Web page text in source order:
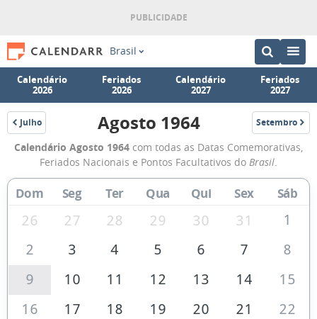
Brasil
Calendário
2026
Feriados
2026
Calendário
2027
Feriados
2027
Julho
1964
Calendário
de
Agosto
de
1964
Agosto 1964 Setembro
1964
Calendário Agosto 1964 com todas as Datas Comemorativas,
Feriados Nacionais e Pontos Facultativos do Brasil.
Dom Seg Ter Qua Qui Sex Sáb
26 27 28 29 30 31
1
2
3 4 5 6 7
8
9
10 11 12 13 14
15
16
17 18 19 20 21
22